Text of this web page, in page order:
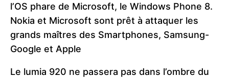
l’OS phare de Microsoft, le Windows Phone 8.
Nokia et Microsoft sont prêt à attaquer les
grands maîtres des Smartphones, Samsung-
Google et Apple
Le lumia 920 ne passera pas dans l’ombre du